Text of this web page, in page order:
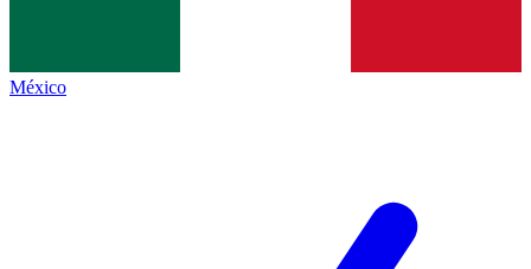
México